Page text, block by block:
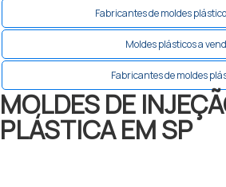
Fabricantes de moldes
Moldes plásticos a
Fabricantes de moldes
MOLDES DE
PLÁSTICA EM SP